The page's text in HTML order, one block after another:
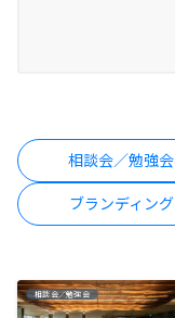
相談会／勉強会
ブランディング
相談会／勉強会